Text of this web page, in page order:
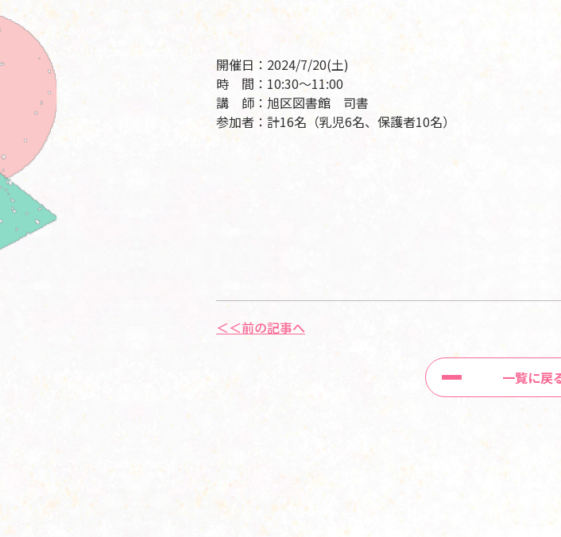
開催日：2024/7/20(土)
時 間：10:30～11:00
講 師：旭区図書館 司書
参加者：計16名（乳児6名、保護者10名）
＜＜前の記事へ
一覧に戻